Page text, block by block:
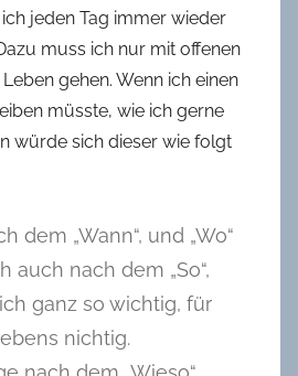
jeden Tag immer wieder
muss ich nur mit offenen
gehen. Wenn ich einen
müsste, wie ich gerne
würde sich dieser wie folgt
dem „Wann“, und „Wo“
auch nach dem „So“,
ganz so wichtig, für
nichtig.